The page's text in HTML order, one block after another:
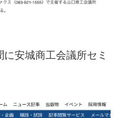
安城商工会議所セミ